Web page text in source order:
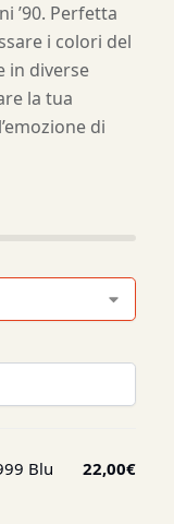
’90. Perfetta
i colori del
in diverse
la tua
di
Blu
22,00€